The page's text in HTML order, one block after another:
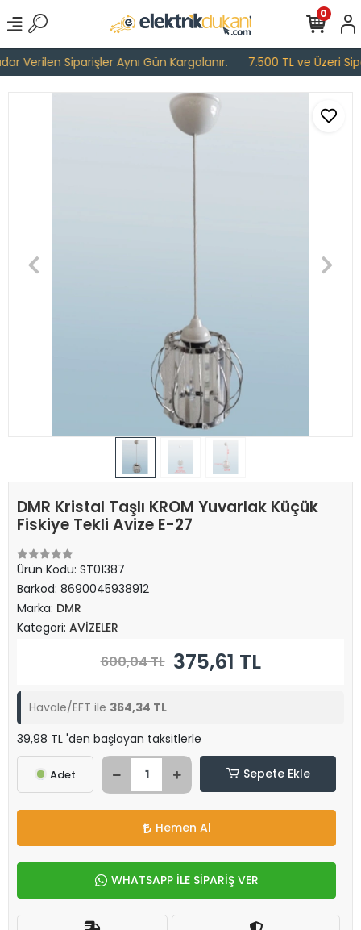
Verilen Siparişler Aynı Gün Kargolanır. 7.500 TL ve Üzeri
0
DMR Kristal Taşlı KROM Yuvarlak Küçük
Fiskiye Tekli Avize E-27
Ürün Kodu: ST01387
Barkod: 8690045938912
Marka: DMR
Kategori: AVİZELER
600,04 TL 375,61 TL
Havale/EFT ile 364,34 TL
39,98 TL 'den başlayan taksitlerle
Adet Sepete Ekle
Hemen Al
WHATSAPP İLE SİPARİŞ VER